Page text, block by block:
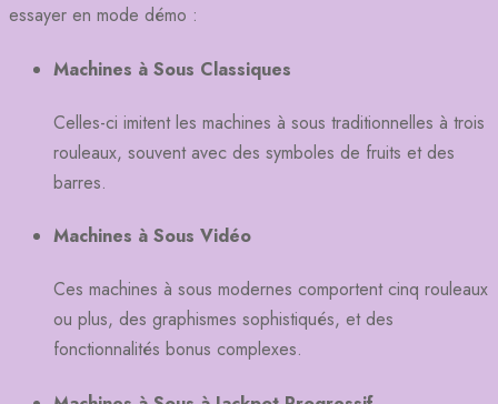
essayer en mode démo :
Machines à Sous Classiques
Celles-ci imitent les machines à sous traditionnelles à trois
rouleaux, souvent avec des symboles de fruits et des
barres.
Machines à Sous Vidéo
Ces machines à sous modernes comportent cinq rouleaux
ou plus, des graphismes sophistiqués, et des
fonctionnalités bonus complexes.